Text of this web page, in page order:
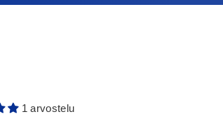
1 arvostelu